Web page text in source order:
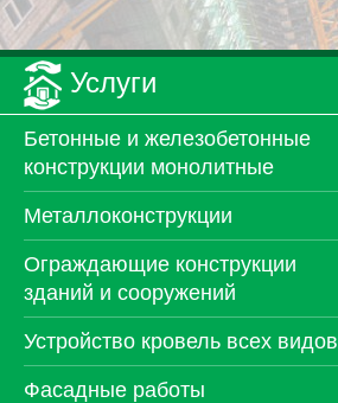
Услуги
Бетонные и железобетонные
конструкции монолитные
Металлоконструкции
Ограждающие конструкции
зданий и сооружений
Устройство кровель всех видов
Фасадные работы